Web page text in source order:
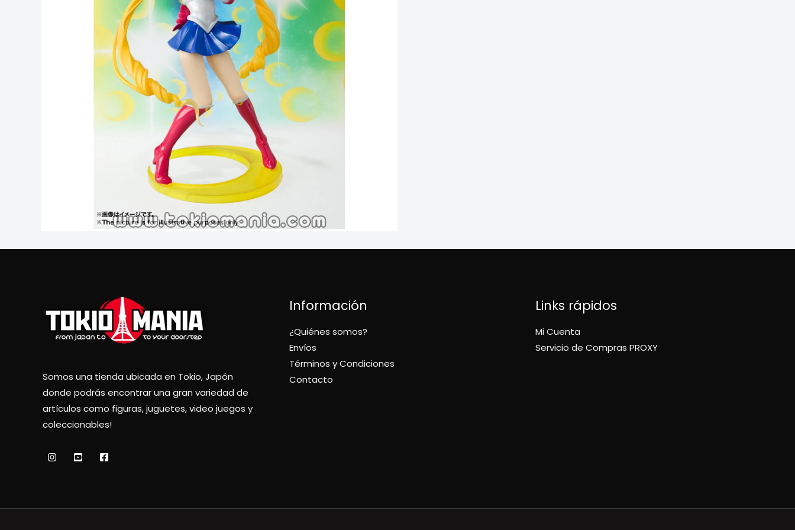
Somos una tienda ubicada en Tokio, Japón
donde podrás encontrar una gran variedad de
artículos como figuras, juguetes, video juegos y
coleccionables!
Información
¿Quiénes somos?
Envíos
Términos y Condiciones
Contacto
Links rápidos
Mi Cuenta
Servicio de Compras PROXY